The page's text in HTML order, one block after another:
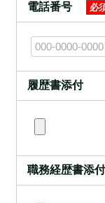
電話番号 必
履歴書添付
職務経歴書添付